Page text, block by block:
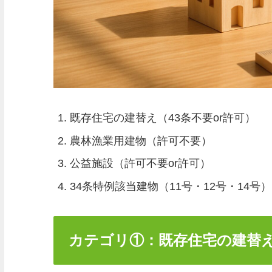
既存住宅の建替え（43条不要or許可）
農林漁業用建物（許可不要）
公益施設（許可不要or許可）
34条特例該当建物（11号・12号・14号）
カテゴリ①：既存住宅の建替